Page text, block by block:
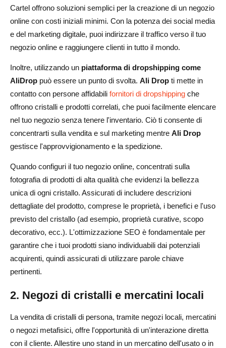
Cartel offrono soluzioni semplici per la creazione di un negozio
online con costi iniziali minimi. Con la potenza dei social media
e del marketing digitale, puoi indirizzare il traffico verso il tuo
negozio online e raggiungere clienti in tutto il mondo.
Inoltre, utilizzando un piattaforma di dropshipping come
AliDrop può essere un punto di svolta. Ali Drop ti mette in
contatto con persone affidabili fornitori di dropshipping che
offrono cristalli e prodotti correlati, che puoi facilmente elencare
nel tuo negozio senza tenere l'inventario. Ciò ti consente di
concentrarti sulla vendita e sul marketing mentre Ali Drop
gestisce l'approvvigionamento e la spedizione.
Quando configuri il tuo negozio online, concentrati sulla
fotografia di prodotti di alta qualità che evidenzi la bellezza
unica di ogni cristallo. Assicurati di includere descrizioni
dettagliate del prodotto, comprese le proprietà, i benefici e l'uso
previsto del cristallo (ad esempio, proprietà curative, scopo
decorativo, ecc.). L'ottimizzazione SEO è fondamentale per
garantire che i tuoi prodotti siano individuabili dai potenziali
acquirenti, quindi assicurati di utilizzare parole chiave
pertinenti.
2. Negozi di cristalli e mercatini locali
La vendita di cristalli di persona, tramite negozi locali, mercatini
o negozi metafisici, offre l'opportunità di un'interazione diretta
con il cliente. Allestire uno stand in un mercatino dell'usato o in